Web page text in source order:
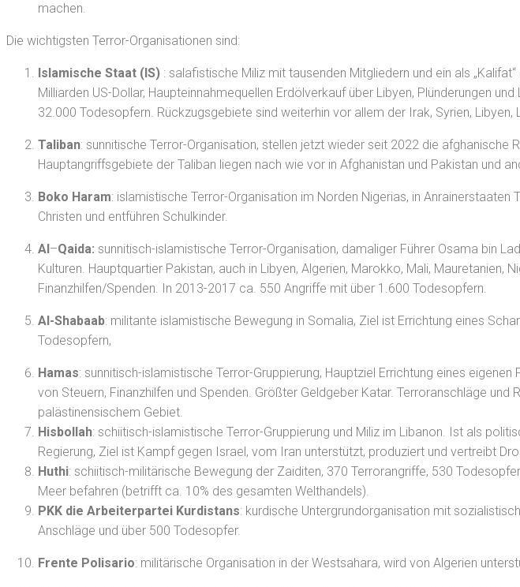
machen.
Die wichtigsten Terror-Organisationen sind:
Islamische Staat (IS) : salafistische Miliz mit tausenden Mitgliedern und ein als
Milliarden US-Dollar, Haupteinnahmequellen Erdölverkauf über Libyen, Plünderungen
32.000 Todesopfern. Rückzugsgebiete sind weiterhin vor allem der Irak, Syrien, Libyen,
Taliban: sunnitische Terror-Organisation, stellen jetzt wieder seit 2022 die
Hauptangriffsgebiete der Taliban liegen nach wie vor in Afghanistan und Pakistan und
Boko Haram: islamistische Terror-Organisation im Norden Nigerias, in
Christen und entführen Schulkinder.
Al –Qaida: sunnitisch-islamistische Terror-Organisation, damaliger Führer Osama bin
Kulturen. Hauptquartier Pakistan, auch in Libyen, Algerien, Marokko, Mali, Mauretanien,
Finanzhilfen/Spenden. In 2013-2017 ca. 550 Angriffe mit über 1.600 Todesopfern.
Al-Shabaab: militante islamistische Bewegung in Somalia, Ziel ist Errichtung eines
Todesopfern,
Hamas: sunnitisch-islamistische Terror-Gruppierung, Hauptziel Errichtung eines
von Steuern, Finanzhilfen und Spenden. Größter Geldgeber Katar. Terroranschläge
palästinensischem Gebiet.
Hisbollah: schiitisch-islamistische Terror-Gruppierung und Miliz im Libanon. Ist als
Regierung, Ziel ist Kampf gegen Israel, vom Iran unterstützt, produziert und vertreibt
Huthi: schiitisch-militärische Bewegung der Zaiditen, 370 Terrorangriffe, 530
Meer befahren (betrifft ca. 10% des gesamten Welthandels).
PKK die Arbeiterpartei Kurdistans: kurdische Untergrundorganisation mit
Anschläge und über 500 Todesopfer.
Frente Polisario: militärische Organisation in der Westsahara, wird von Algerien